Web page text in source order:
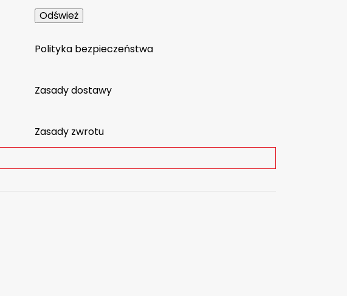
Polityka bezpieczeństwa
Zasady dostawy
Zasady zwrotu